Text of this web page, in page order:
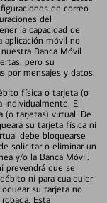
de correo
del
la capacidad de
aplicación móvil no
Banca Móvil
pero su
por mensajes y datos.
física o tarjeta (o
individualmente. El
(o tarjetas) virtual. De
su tarjeta física ni
debe bloquearse
solicitar o eliminar un
y/o la Banca Móvil.
prevendrá que se
ni para cualquier
su tarjeta no
Esta